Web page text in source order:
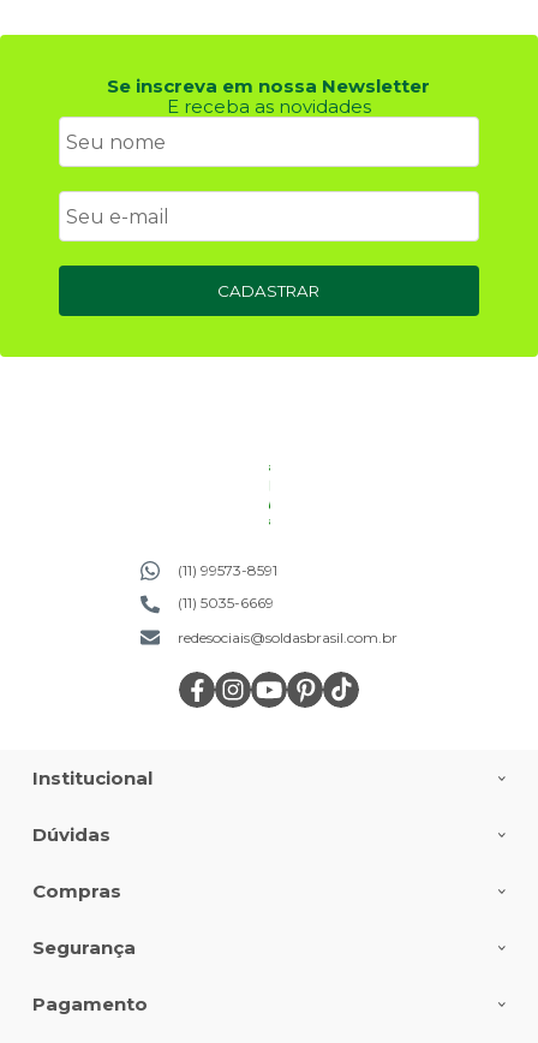
Se inscreva em nossa Newsletter
E receba as novidades
CADASTRAR
(11) 99573-8591
(11) 5035-6669
redesociais@soldasbrasil.com.br
Institucional
Dúvidas
Compras
Segurança
Pagamento